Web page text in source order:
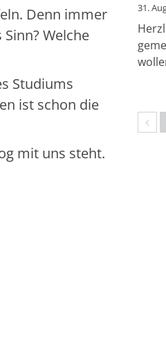
Denn immer
Welche
Studiums
ist schon die
mit uns steht.
31.